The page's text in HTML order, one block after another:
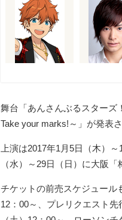
舞台 「あんさんぶるスターズ
Take your marks!～」が発表さ
上演は2017年1月5日（木）
（水）～29日（日）に大阪
チケットの前売スケジュール
12：00～、プレリクエスト